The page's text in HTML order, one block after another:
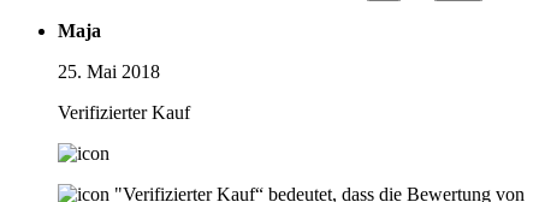
Maja
25. Mai 2018
Verifizierter Kauf
"Verifizierter Kauf“ bedeutet, dass die Bewertung von